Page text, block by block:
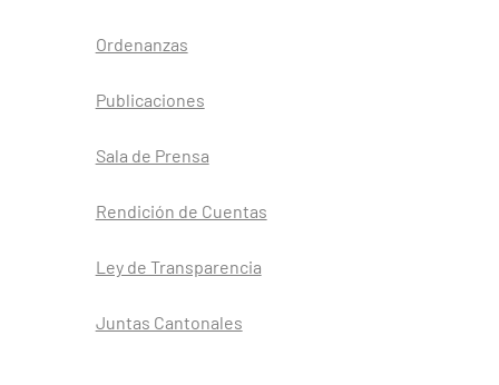
Ordenanzas
Publicaciones
Sala de Prensa
Rendición de Cuentas
Ley de Transparencia
Juntas Cantonales